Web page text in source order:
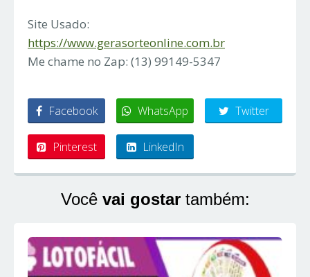
Site Usado:
https://www.gerasorteonline.com.br
Me chame no Zap: (13) 99149-5347
Facebook WhatsApp Twitter
Pinterest LinkedIn
Você vai gostartambém: